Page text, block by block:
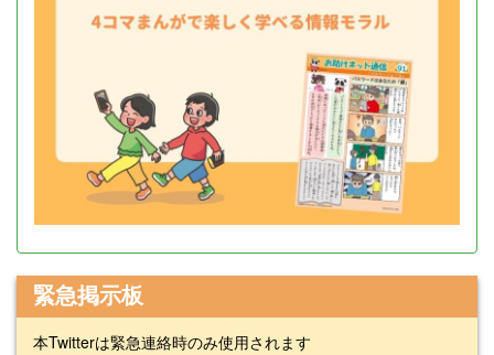
緊急掲示板
本Twitterは緊急連絡時のみ使用されます